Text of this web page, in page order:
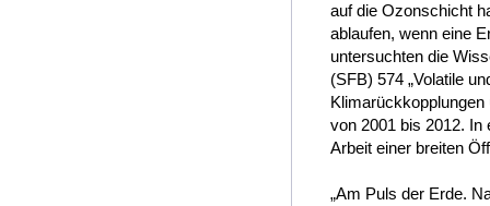
auf die Ozonschicht
ablaufen, wenn eine
untersuchten die
(SFB) 574 „Volatile
von 2001 bis 2012. In
Arbeit einer breiten
„Am Puls der Erde.